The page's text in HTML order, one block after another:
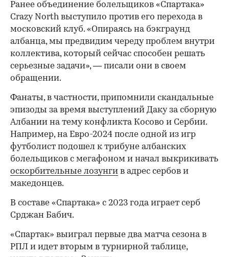
00:00 / 00:00
Ранее объединение болельщиков «Спартака»
Crazy North выступило против его перехода в
московский клуб. «Опираясь на бэкграунд
албанца, мы предвидим череду проблем внутри
коллектива, который сейчас способен решать
серьезные задачи», — писали они в своем
обращении.
Фанаты, в частности, припомнили скандальные
эпизоды за время выступлений Даку за сборную
Албании на тему конфликта Косово и Сербии.
Например, на Евро-2024 после одной из игр
футболист подошел к трибуне албанских
болельщиков с мегафоном и начал выкрикивать
оскорбительные лозунги в адрес сербов и
македонцев.
В составе «Спартака» с 2023 года играет серб
Срджан Бабич.
«Спартак» выиграл первые два матча сезона в
РПЛ и идет вторым в турнирной таблице,